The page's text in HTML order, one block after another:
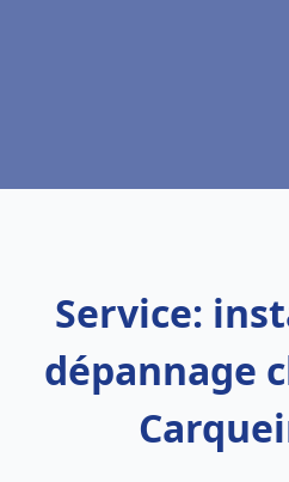
Service:
dépannage